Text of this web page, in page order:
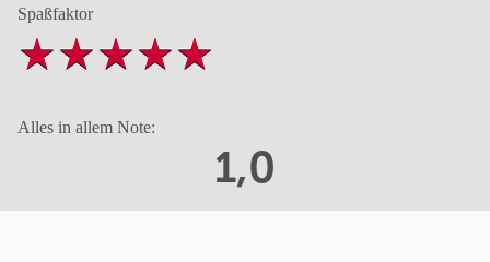
Spaßfaktor
Alles in allem Note:
1,0